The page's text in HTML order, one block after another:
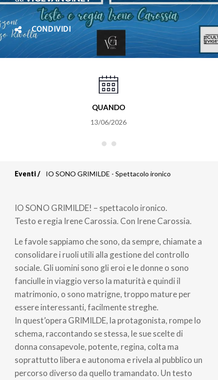
CONDIVIDI
QUANDO
13/06/2026
di
pane
Eventi IO SONO GRIMILDE - Spettacolo ironico
IO SONO GRIMILDE! – spettacolo ironico.
Testo e regia Irene Carossia. Con Irene Carossia.
Le favole sappiamo che sono, da sempre, chiamate a
consolidare i ruoli utili alla gestione del controllo
sociale. Gli uomini sono gli eroi e le donne o sono
fanciulle in viaggio verso la maturità e quindi il
matrimonio, o sono matrigne, troppo mature per
essere interessanti, facilmente streghe.
In quest’opera GRIMILDE, la protagonista, rompe lo
schema, raccontando se stessa, le sue scelte di
donna consapevole, potente, regina, colta ma
soprattutto libera e autonoma e rivela al pubblico un
percorso diverso da quello tramandato. Un testo